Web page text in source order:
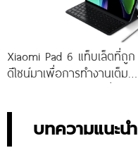
Xiaomi Pad 6 แท็บเล็ตที่ถูก
ดีไซน์มาเพื่อการทำงานเต็ม
บทความแนะนำ